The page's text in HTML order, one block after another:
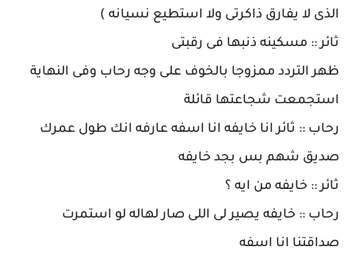
الذى لا يفارق ذاكرتى ولا استطيع نسيانه )
ثائر :: مسكينه ذنبها فى رقبتى
ظهر التردد ممزوجا بالخوف على وجه رحاب وفى النهاية
استجمعت شجاعتها قائلة
رحاب :: ثائر انا خايفه انا اسفه عارفه انك طول عمرك
صديق شهم بس بجد خايفه
ثائر :: خايفه من ايه ؟
رحاب :: خايفه يصير لى اللى صار لهاله لو استمرت
صداقتنا انا اسفه